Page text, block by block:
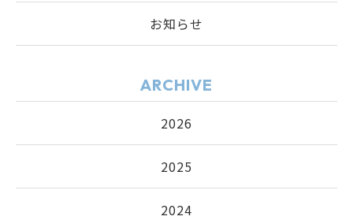
お知らせ
ARCHIVE
2026
2025
2024